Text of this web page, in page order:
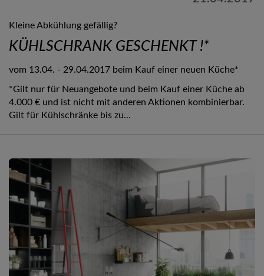
Kleine Abkühlung gefällig?
KÜHLSCHRANK GESCHENKT !*
vom 13.04. - 29.04.2017 beim Kauf einer neuen Küche*
*Gilt nur für Neuangebote und beim Kauf einer Küche ab
4.000 € und ist nicht mit anderen Aktionen kombinierbar.
Gilt für Kühlschränke bis zu...